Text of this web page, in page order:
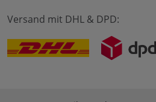
Versand mit DHL & DPD: